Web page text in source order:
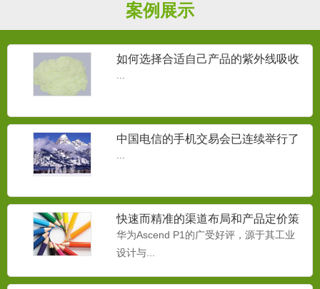
案例展示
如何选择合适自己产品的紫外线吸收
...
中国电信的手机交易会已连续举行了
...
快速而精准的渠道布局和产品定价策
略
华为Ascend P1的广受好评，源于其工业
设计与...